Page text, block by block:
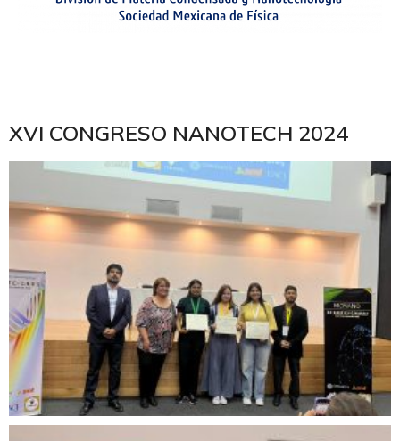
XVI CONGRESO NANOTECH 2024